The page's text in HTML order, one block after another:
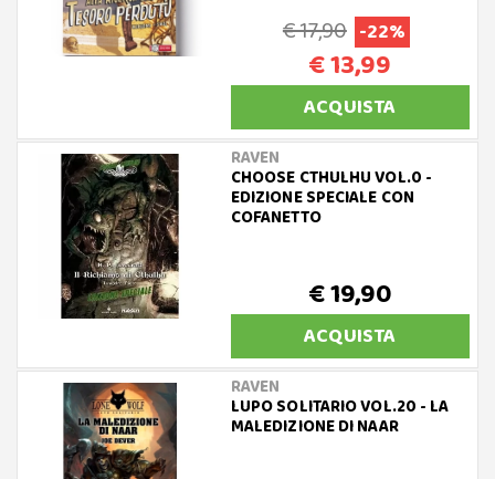
€ 17,90 -22%
€ 13,99
ACQUISTA
RAVEN
CHOOSE CTHULHU VOL.0 -
EDIZIONE SPECIALE CON
COFANETTO
€ 19,90
ACQUISTA
RAVEN
LUPO SOLITARIO VOL.20 - LA
MALEDIZIONE DI NAAR